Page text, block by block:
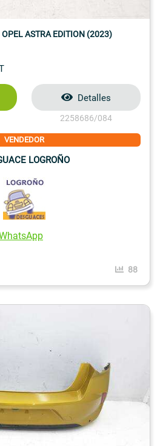
OPEL ASTRA EDITION (2023)
Detalles
2258686/084
VENDEDOR
LOGROÑO
88